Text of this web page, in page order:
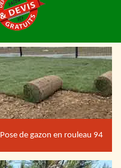
Pose de gazon en rouleau 94